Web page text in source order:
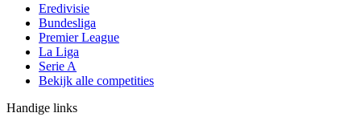
Eredivisie
Bundesliga
Premier League
La Liga
Serie A
Bekijk alle competities
Handige links